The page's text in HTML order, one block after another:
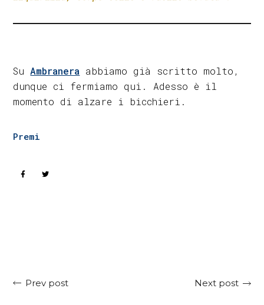
SuAmbranera abbiamo già scritto molto,
dunque ci fermiamo qui. Adesso è il
momento di alzare i bicchieri.
Premi
Prev post Next post